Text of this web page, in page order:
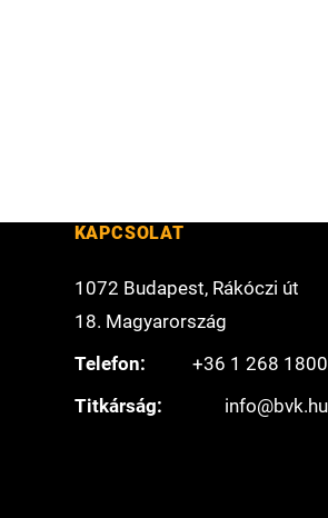
KAPCSOLAT
1072 Budapest, Rákóczi út
18. Magyarország
Telefon:
+36 1 268 1800
Titkárság:
info@bvk.hu